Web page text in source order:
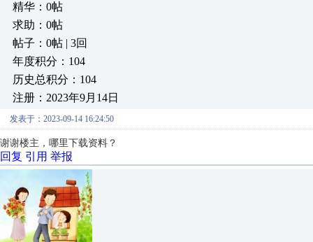
精华：0帖
求助：0帖
帖子：0帖 | 3回
年度积分：104
历史总积分：104
注册：2023年9月14日
发表于：2023-09-14 16:24:50
谢谢楼主，哪里下载资料？
回复 引用 举报